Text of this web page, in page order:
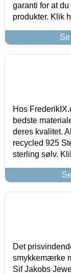
garanti for at
produkter. Klik
Hos
bedste
deres kvalitet.
recycled 925
sterling sølv.
Det
smykkemærke
Sif Jakobs